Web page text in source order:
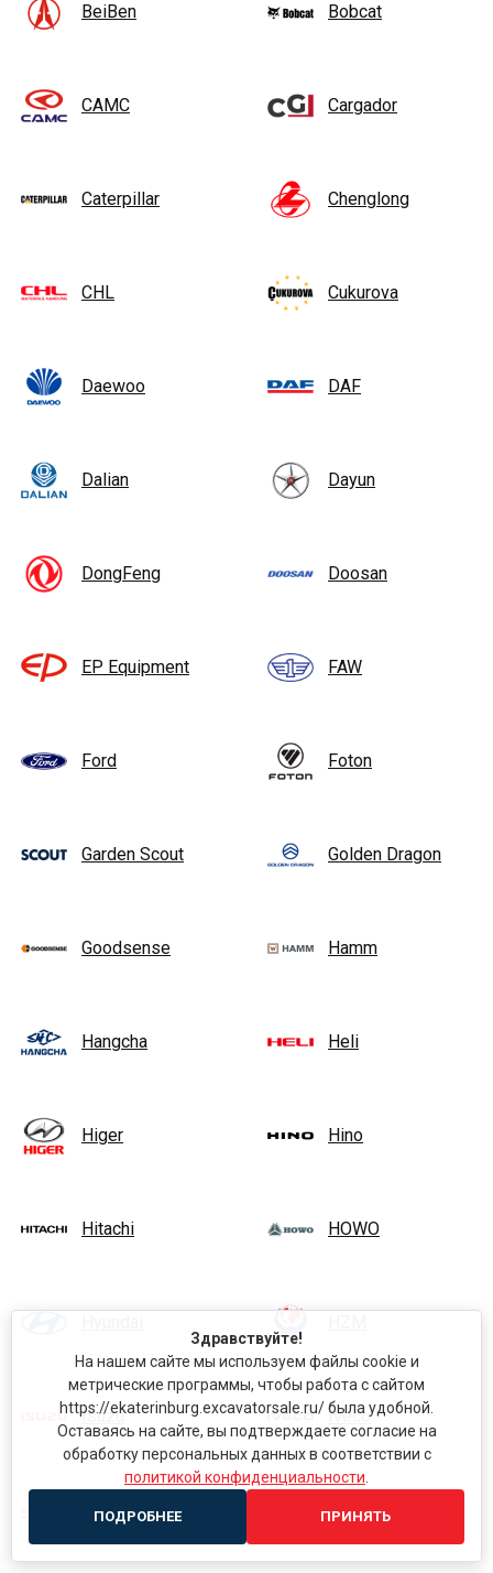
BeiBen Bobcat
CAMC Cargador
Caterpillar Chenglong
CHL Cukurova
Daewoo DAF
Dalian Dayun
DongFeng Doosan
EP Equipment FAW
Ford Foton
Garden Scout Golden Dragon
Goodsense Hamm
Hangcha Heli
Higer Hino
Hitachi HOWO
Isuzu Iveco
JAC JCB
Здравствуйте!
На нашем сайте мы используем файлы cookie и
метрические программы, чтобы работа с сайтом
https://ekaterinburg.excavatorsale.ru/ была удобной.
Оставаясь на сайте, вы подтверждаете согласие на
обработку персональных данных в соответствии с
политикой конфиденциальности
ПОДРОБНЕЕ ПРИНЯТЬ